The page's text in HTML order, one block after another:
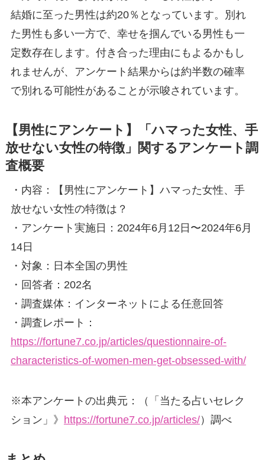
結婚に至った男性は約20％となっています。別れ
た男性も多い一方で、幸せを掴んでいる男性も一
定数存在します。付き合った理由にもよるかもし
れませんが、アンケート結果からは約半数の確率
で別れる可能性があることが示唆されています。
【男性にアンケート】「ハマった女性、手
放せない女性の特徴」関するアンケート調
査概要
・内容：【男性にアンケート】ハマった女性、手
放せない女性の特徴は？
・アンケート実施日：2024年6月12日〜2024年6月
14日
・対象：日本全国の男性
・回答者：202名
・調査媒体：インターネットによる任意回答
・調査レポート：
https://fortune7.co.jp/articles/questionnaire-of-
characteristics-of-women-men-get-obsessed-with/
※本アンケートの出典元：（「当たる占いセレク
ション」》 https://fortune7.co.jp/articles/）調べ